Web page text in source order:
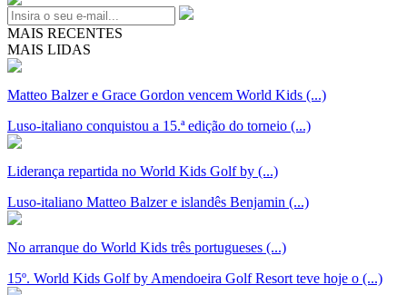
MAIS RECENTES
MAIS LIDAS
Matteo Balzer e Grace Gordon vencem World Kids (...)
Luso-italiano conquistou a 15.ª edição do torneio (...)
Liderança repartida no World Kids Golf by (...)
Luso-italiano Matteo Balzer e islandês Benjamin (...)
No arranque do World Kids três portugueses (...)
15º. World Kids Golf by Amendoeira Golf Resort teve hoje o (...)